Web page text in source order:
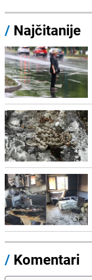
/ Najčitanije
/ Komentari